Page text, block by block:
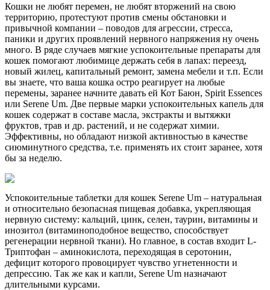
Кошки не любят перемен, не любят вторжений на свою
территорию, протестуют против смены обстановки и
привычной компании – поводов для агрессии, стресса,
паники и других проявлений нервного напряжения ну очень
много. В ряде случаев мягкие успокоительные препараты для
кошек помогают любимице держать себя в лапах: переезд,
новый жилец, капитальный ремонт, замена мебели и т.п. Если
вы знаете, что ваша кошка остро реагирует на любые
перемены, заранее начните давать ей Кот Баюн, Spirit Essences
или Serene Um. Две первые марки успокоительных капель для
кошек содержат в составе масла, экстракты и вытяжки
фруктов, трав и др. растений, и не содержат химии.
Эффективны, но обладают низкой активностью в качестве
сиюминутного средства, т.е. применять их стоит заранее, хотя
бы за неделю.
Успокоительные таблетки для кошек Serene Um – натуральная
и относительно безопасная пищевая добавка, укрепляющая
нервную систему: кальций, цинк, селен, таурин, витамины и
инозитол (витаминоподобное вещество, способствует
регенерации нервной ткани). Но главное, в состав входит L-
Триптофан – аминокислота, переходящая в серотонин,
дефицит которого провоцирует чувство угнетенности и
депрессию. Так же как и капли, Serene Um назначают
длительными курсами.